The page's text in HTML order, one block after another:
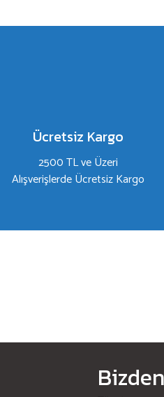
Bu ürüne benzer farklı
Ücretsiz Kargo
2500 TL ve Üzeri
Alışverişlerde Ücretsiz Kargo